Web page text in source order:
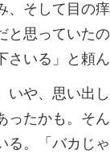
、そして目の
と思っていた
さいる」と頼
いや、思い出
ったかも。そ
る。「バカじ